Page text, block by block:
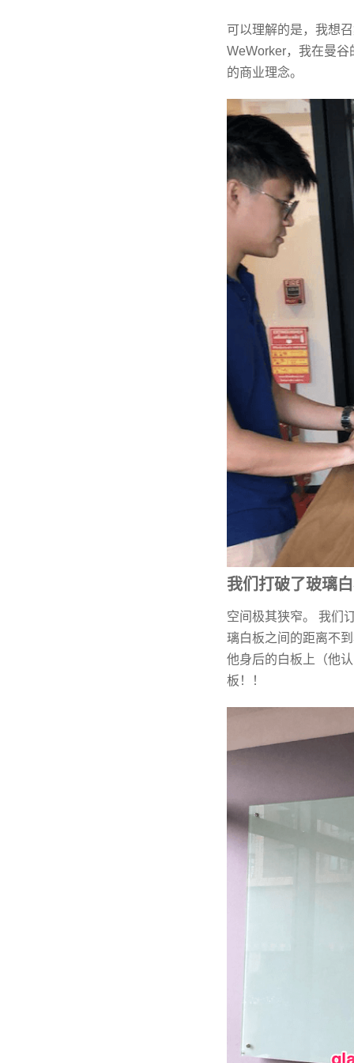
可以理解的是，我想
WeWorker，我在曼
的商业理念。
我们打破了玻璃
空间极其狭窄。 我们
璃白板之间的距离不
他身后的白板上（他
板！！